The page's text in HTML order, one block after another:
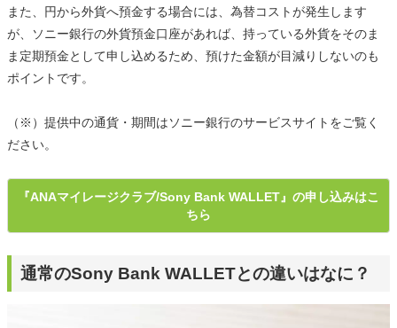
また、円から外貨へ預金する場合には、為替コストが発生します
が、ソニー銀行の外貨預金口座があれば、持っている外貨をそのま
ま定期預金として申し込めるため、預けた金額が目減りしないのも
ポイントです。
（※）提供中の通貨・期間はソニー銀行のサービスサイトをご覧く
ださい。
『ANAマイレージクラブ/Sony Bank WALLET』の申し込みはこ
ちら
通常のSony Bank WALLETとの違いはなに？